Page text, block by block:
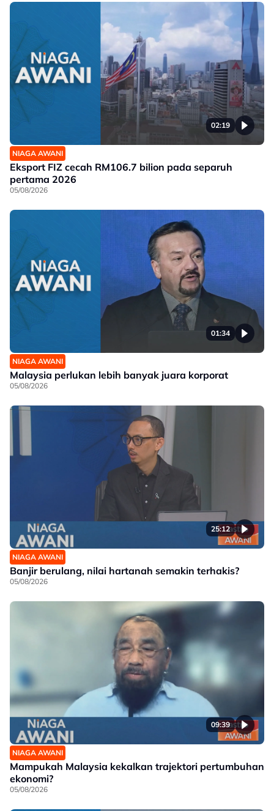
02:19
NIAGA AWANI
Eksport FIZ cecah RM106.7 bilion pada separuh
pertama 2026
05/08/2026
01:34
NIAGA AWANI
Malaysia perlukan lebih banyak juara korporat
05/08/2026
25:12
NIAGA AWANI
Banjir berulang, nilai hartanah semakin terhakis?
05/08/2026
09:39
NIAGA AWANI
Mampukah Malaysia kekalkan trajektori pertumbuhan
ekonomi?
05/08/2026